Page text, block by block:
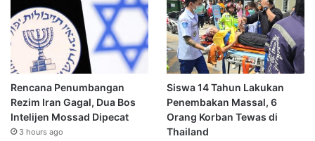
Rencana Penumbangan
Rezim Iran Gagal, Dua Bos
Intelijen Mossad Dipecat
3 hours ago
Siswa 14 Tahun Lakukan
Penembakan Massal, 6
Orang Korban Tewas di
Thailand